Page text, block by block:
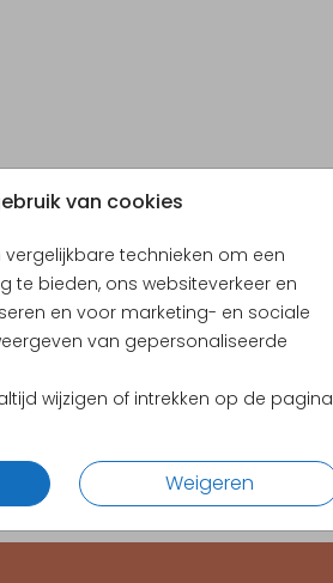
van cookies
technieken om een
te bieden, ons websiteverkeer en
en voor marketing- en sociale
van gepersonaliseerde
wijzigen of intrekken op de pagina
Weigeren
TREND | Pocketfold
TREND | Pocketfold